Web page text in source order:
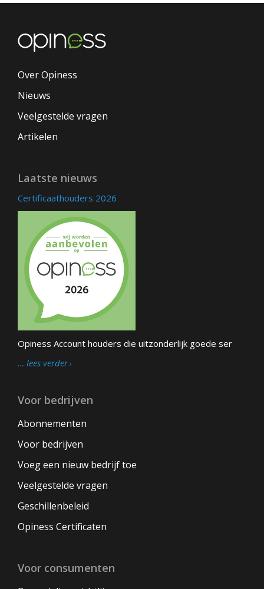
Over Opiness
Nieuws
Veelgestelde vragen
Artikelen
Laatste nieuws
Certificaathouders 2026
Opiness Account houders die uitzonderlijk goede ser
… lees verder
Voor bedrijven
Abonnementen
Voor bedrijven
Voeg een nieuw bedrijf toe
Veelgestelde vragen
Geschillenbeleid
Opiness Certificaten
Voor consumenten